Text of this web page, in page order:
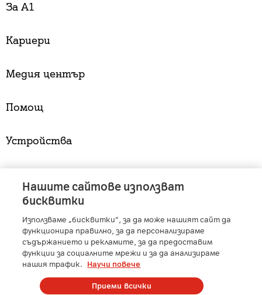
За А1
Кариери
Медия център
Помощ
Устройства
A1 Austria - A1 Croatia - A1 Serbia - A1 Belarus
A1 Bulgaria
- A1 Macedonia - A1 Slovenia
A1 Digital
- Member of A1 Group
Нашите сайтове използват
бисквитки
Използваме „бисквитки“, за да може нашият сайт да
функционира правилно, за да персонализираме
съдържанието и рекламите, за да предоставим
функции за социалните мрежи и за да анализираме
нашия трафик.
Научи повече
Приеми всички